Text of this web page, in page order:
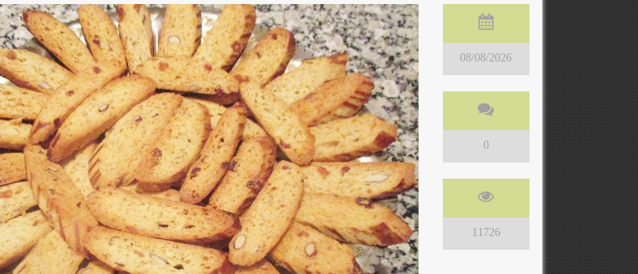
08/08/2026
0
11726